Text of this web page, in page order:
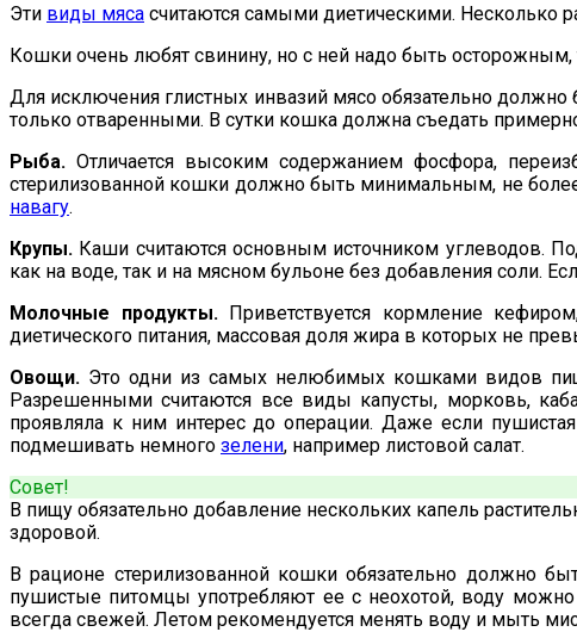
Эти виды мяса считаются самыми диетическими. Несколько
Кошки очень любят свинину, но с ней надо быть
Для исключения глистных инвазий мясо обязательно
только отваренными. В сутки кошка должна съедать
Рыба. Отличается высоким содержанием фосфора,
стерилизованной кошки должно быть минимальным, не
навагу.
Крупы. Каши считаются основным источником углеводов.
как на воде, так и на мясном бульоне без добавления соли.
Молочные продукты. Приветствуется кормление
диетического питания, массовая доля жира в которых не
Овощи. Это одни из самых нелюбимых кошками видов
Разрешенными считаются все виды капусты, морковь,
проявляла к ним интерес до операции. Даже если
подмешивать немного зелени, например листовой салат.
Совет!
В пищу обязательно добавление нескольких капель
здоровой.
В рационе стерилизованной кошки обязательно должно
пушистые питомцы употребляют ее с неохотой, воду
всегда свежей. Летом рекомендуется менять воду и мыть